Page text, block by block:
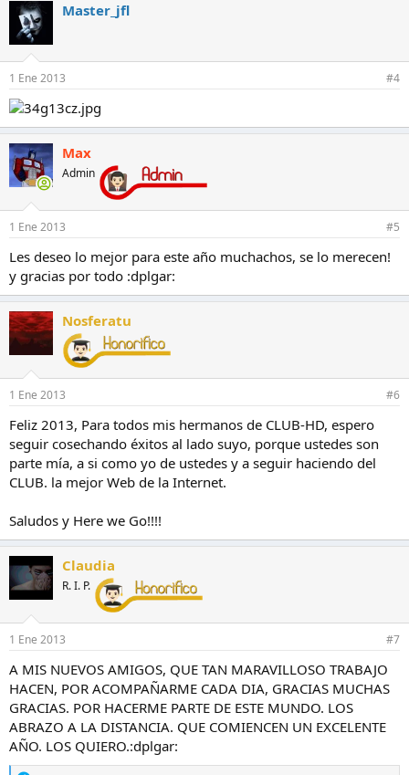
Master_jfl
1 Ene 2013 #4
Max
Admin
1 Ene 2013 #5
Les deseo lo mejor para este año muchachos, se lo merecen!
y gracias por todo :dplgar:
Nosferatu
1 Ene 2013 #6
Feliz 2013, Para todos mis hermanos de CLUB-HD, espero
seguir cosechando éxitos al lado suyo, porque ustedes son
parte mía, a si como yo de ustedes y a seguir haciendo del
CLUB. la mejor Web de la Internet.
Saludos y Here we Go!!!!
Claudia
R. I. P.
1 Ene 2013 #7
A MIS NUEVOS AMIGOS, QUE TAN MARAVILLOSO TRABAJO
HACEN, POR ACOMPAÑARME CADA DIA, GRACIAS MUCHAS
GRACIAS. POR HACERME PARTE DE ESTE MUNDO. LOS
ABRAZO A LA DISTANCIA. QUE COMIENCEN UN EXCELENTE
AÑO. LOS QUIERO.:dplgar: